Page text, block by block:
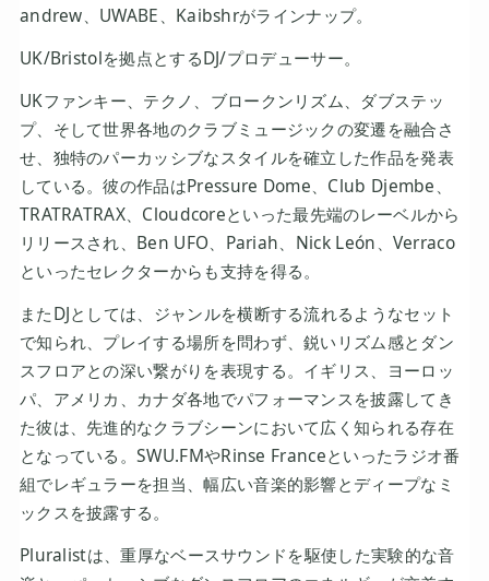
andrew、UWABE、Kaibshrがラインナップ。
UK/Bristolを拠点とするDJ/プロデューサー。
UKファンキー、テクノ、ブロークンリズム、ダブステッ
プ、そして世界各地のクラブミュージックの変遷を融合さ
せ、独特のパーカッシブなスタイルを確立した作品を発表
している。彼の作品はPressure Dome、Club Djembe、
TRATRATRAX、Cloudcoreといった最先端のレーベルから
リリースされ、Ben UFO、Pariah、Nick León、Verraco
といったセレクターからも支持を得る。
またDJとしては、ジャンルを横断する流れるようなセット
で知られ、プレイする場所を問わず、鋭いリズム感とダン
スフロアとの深い繋がりを表現する。イギリス、ヨーロッ
パ、アメリカ、カナダ各地でパフォーマンスを披露してき
た彼は、先進的なクラブシーンにおいて広く知られる存在
となっている。SWU.FMやRinse Franceといったラジオ番
組でレギュラーを担当、幅広い音楽的影響とディープなミ
ックスを披露する。
Pluralistは、重厚なベースサウンドを駆使した実験的な音